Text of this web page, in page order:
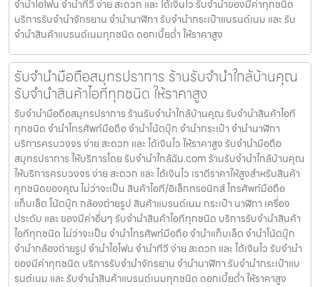
จำนำไอโฟน จำนำทีวี ง่าย สะดวก และ ได้เงินไว รับจำนำของมีค่าทุกชนิด
บริการรับจำนำจักรยาน จำนำนาฬิกา รับจำนำกระเป๋าแบรนด์เนม และ รับ
จำนำสินค้าแบรนด์เนมทุกชนิด ดอกเบี้ยต่ำ ให้ราคาสูง
รับจำนำมือถือสมุทรปราการ ร้านรับจำนำใกล้บ้านคุณ
รับจำนำสินค้าไอทีทุกชนิด ให้ราคาสูง
รับจำนำมือถือสมุทรปราการ ร้านรับจำนำใกล้บ้านคุณ รับจำนำสินค้าไอที
ทุกชนิด จำนำโทรศัพท์มือถือ จำนำโน้ตบุ๊ก จำนำกระเป๋า จำนำนาฬิกา
บริการครบวงจร ง่าย สะดวก และ ได้เงินไว ให้ราคาสูง รับจำนำมือถือ
สมุทรปราการ ให้บริการโดย รับจํานําใกล้ฉัน.com ร้านรับจำนำใกล้บ้านคุณ
ให้บริการครบวงจร ง่าย สะดวก และ ได้เงินไว เราตีราคาให้สูงสำหรับสินค้า
ทุกชนิดของคุณ ไม่ว่าจะเป็น สินค้าไอที/อิเล็กทรอนิกส์ โทรศัพท์มือถือ
แท็บเล็ต โน้ตบุ๊ก กล้องถ่ายรูป สินค้าแบรนด์เนม กระเป๋า นาฬิกา เครื่อง
ประดับ และ ของมีค่าอื่นๆ รับจำนำสินค้าไอทีทุกชนิด บริการรับจำนำสินค้า
ไอทีทุกชนิด ไม่ว่าจะเป็น จำนำโทรศัพท์มือถือ จำนำแท็บเล็ต จำนำโน้ตบุ๊ก
จำนำกล้องถ่ายรูป จำนำไอโฟน จำนำทีวี ง่าย สะดวก และ ได้เงินไว รับจำนำ
ของมีค่าทุกชนิด บริการรับจำนำจักรยาน จำนำนาฬิกา รับจำนำกระเป๋าแบ
รนด์เนม และ รับจำนำสินค้าแบรนด์เนมทุกชนิด ดอกเบี้ยต่ำ ให้ราคาสูง